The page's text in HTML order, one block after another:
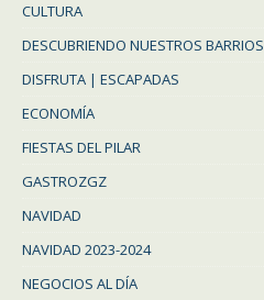
CULTURA
DESCUBRIENDO NUESTROS BARRIOS
DISFRUTA | ESCAPADAS
ECONOMÍA
FIESTAS DEL PILAR
GASTROZGZ
NAVIDAD
NAVIDAD 2023-2024
NEGOCIOS AL DÍA